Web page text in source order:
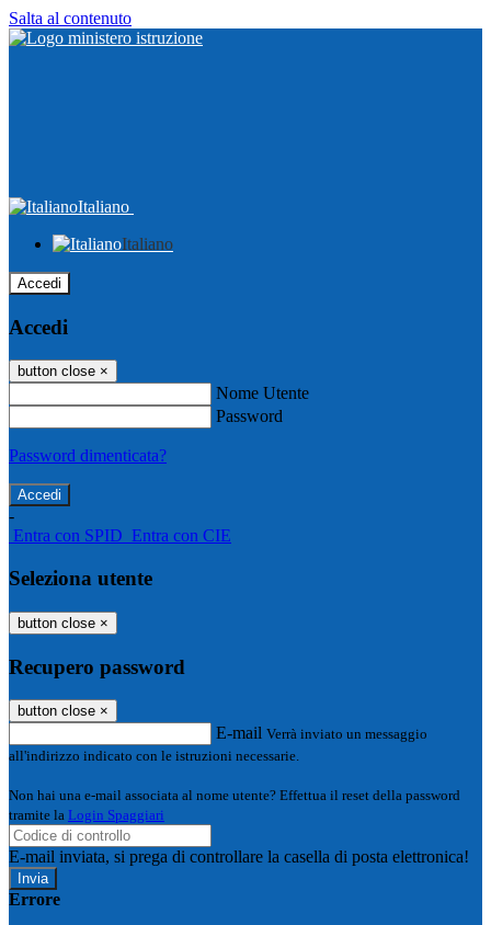
Salta al contenuto
Italiano
Italiano
Accedi
Accedi
button close ×
Nome Utente
Password
Password dimenticata?
-
Entra con SPID Entra con CIE
Seleziona utente
button close ×
Recupero password
button close ×
E-mail Verrà inviato un messaggio
all'indirizzo indicato con le istruzioni necessarie.
Non hai una e-mail associata al nome utente? Effettua il reset della password
tramite la Login Spaggiari
E-mail inviata, si prega di controllare la casella di posta elettronica!
Errore